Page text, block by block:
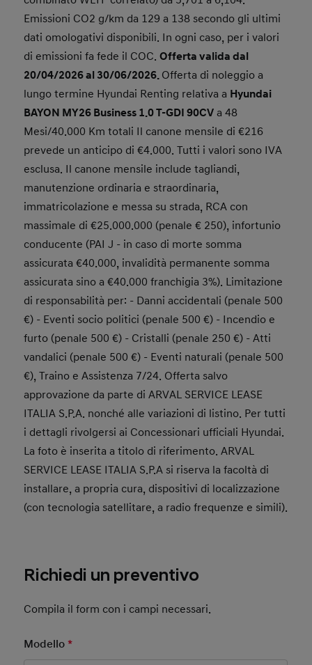
Emissioni CO2 g/km da 129 a 138 secondo gli ultimi
dati omologativi disponibili. In ogni caso, per i valori
di emissioni fa fede il COC.Offerta valida dal
20/04/2026 al 30/06/2026. Offerta di noleggio a
lungo termine Hyundai Renting relativa a Hyundai
BAYON MY26 Business 1.0 T-GDI 90CV a 48
Mesi/40.000 Km totali Il canone mensile di €216
prevede un anticipo di €4.000. Tutti i valori sono IVA
esclusa. Il canone mensile include tagliandi,
manutenzione ordinaria e straordinaria,
immatricolazione e messa su strada, RCA con
massimale di €25.000.000 (penale € 250), infortunio
conducente (PAI J - in caso di morte somma
assicurata €40.000, invalidità permanente somma
assicurata sino a €40.000 franchigia 3%). Limitazione
di responsabilità per: - Danni accidentali (penale 500
€) - Eventi socio politici (penale 500 €) - Incendio e
furto (penale 500 €) - Cristalli (penale 250 €) - Atti
vandalici (penale 500 €) - Eventi naturali (penale 500
€), Traino e Assistenza 7/24. Offerta salvo
approvazione da parte di ARVAL SERVICE LEASE
ITALIA S.P.A. nonché alle variazioni di listino. Per tutti
i dettagli rivolgersi ai Concessionari ufficiali Hyundai.
La foto è inserita a titolo di riferimento. ARVAL
SERVICE LEASE ITALIA S.P.A si riserva la facoltà di
installare, a propria cura, dispositivi di localizzazione
(con tecnologia satellitare, a radio frequenze e simili).
Richiedi un preventivo
Compila il form con i campi necessari.
Modello*